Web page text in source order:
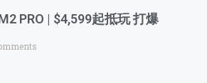
PRO | $4,599起抵玩 打爆